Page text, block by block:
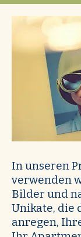
In unseren
verwenden
Bilder und
Unikate, die
anregen,